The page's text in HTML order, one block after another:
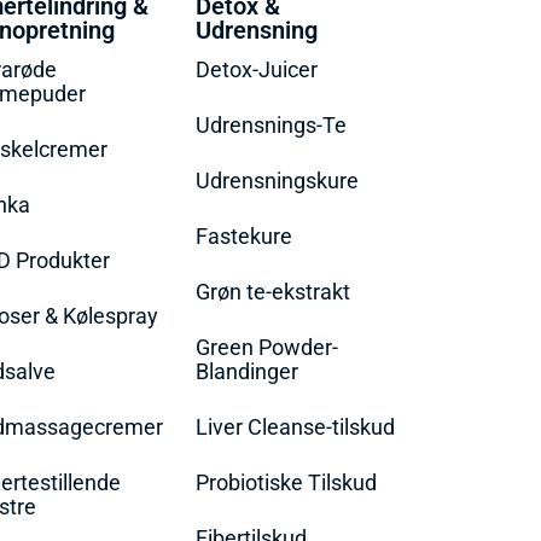
&
Produkter
& Kølespray
Detox &
Udrensning
Detox-Juicer
Udrensnings-Te
Udrensningskure
Fastekure
Grøn te-ekstrakt
Green Powder-
Blandinger
Liver Cleanse-tilskud
Probiotiske Tilskud